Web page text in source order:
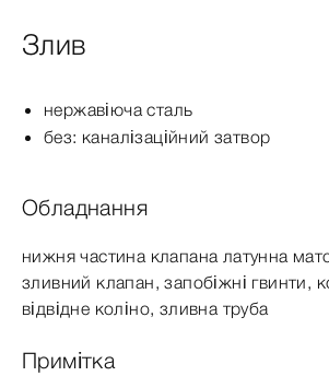
Злив
нержавіюча сталь
без: каналізаційний затвор
Обладнання
нижня частина клапана латунна
зливний клапан, запобіжні гвинти,
відвідне коліно, зливна труба
Примітка